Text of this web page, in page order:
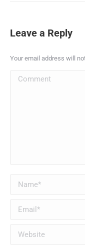
Leave a Reply
Your email address will
Comment
Name *
Email *
Website